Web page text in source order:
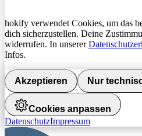
hokify verwendet Cookies, um das
dich sicherzustellen. Deine
widerrufen. In unserer
Infos.
Akzeptieren Nur
Cookies anpassen
DatenschutzImpressum